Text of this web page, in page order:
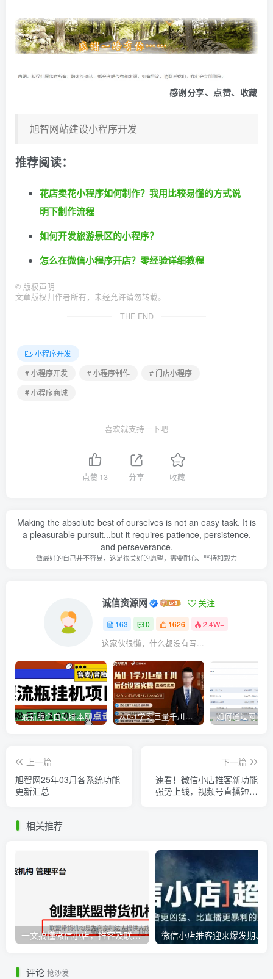
感谢分享、点赞、收藏
旭智网站建设小程序开发
推荐阅读：
花店卖花小程序如何制作？我用比较易懂的方式说
明下制作流程
如何开发旅游景区的小程序？
怎么在微信小程序开店？零经验详细教程
© 版权声明
文章版权归作者所有，未经允许请勿转载。
THE END
小程序开发
# 小程序开发
# 小程序制作
# 门店小程序
# 小程序商城
喜欢就支持一下吧
点赞 13 分享 收藏
Making the absolute best of ourselves is not an easy task. It is
a pleasurable pursuit...but it requires patience, persistence,
and perseverance.
做最好的自己并不容易，这是很美好的愿望，需要耐心、坚持和毅力
诚信资源网 关注
163 0 1626 2.4W+
这家伙很懒，什么都没有写...
最新版全自动脚本聊天挂机漂流瓶项目，单窗口稳定每天收益100+ 从0-1学习巨量千川，后台设置实操，直播带货篇，新手小白入门千川必听课
上一篇
旭智网25年03月各系统功能
更新汇总
下一篇
速看！微信小店推客新功能
强势上线，视频号直播短视
相关推荐
一文搞懂微信小店，推客及联盟带货机构之间的相互联系
评论 抢沙发